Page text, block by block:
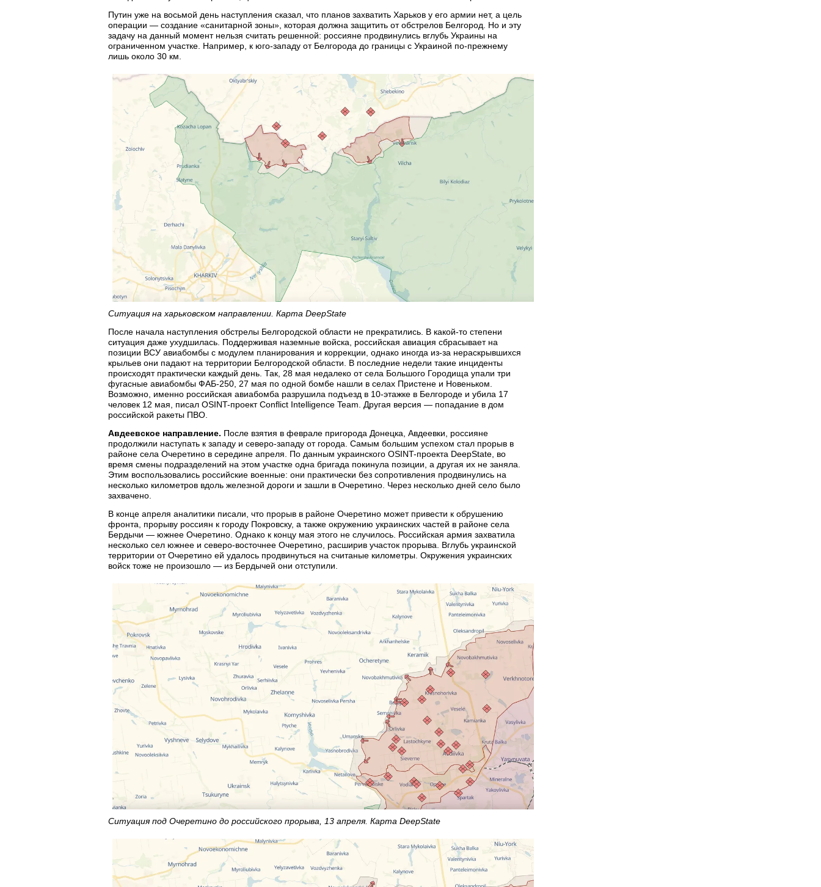
Путин уже на восьмой день наступления сказал, что планов захватить Харьков у его армии нет, а цель
операции — создание «санитарной зоны», которая должна защитить от обстрелов Белгород. Но и эту
задачу на данный момент нельзя считать решенной: россияне продвинулись вглубь Украины на
ограниченном участке. Например, к юго-западу от Белгорода до границы с Украиной по-прежнему
лишь около 30 км.
Ситуация на харьковском направлении. Карта DeepState
После начала наступления обстрелы Белгородской области не прекратились. В какой-то степени
ситуация даже ухудшилась. Поддерживая наземные войска, российская авиация сбрасывает на
позиции ВСУ авиабомбы с модулем планирования и коррекции, однако иногда из-за нераскрывшихся
крыльев они падают на территории Белгородской области. В последние недели такие инциденты
происходят практически каждый день. Так, 28 мая недалеко от села Большого Городища упали три
фугасные авиабомбы ФАБ-250, 27 мая по одной бомбе нашли в селах Пристене и Новеньком.
Возможно, именно российская авиабомба разрушила подъезд в 10-этажке в Белгороде и убила 17
человек 12 мая, писал OSINT-проект Conflict Intelligence Team. Другая версия — попадание в дом
российской ракеты ПВО.
Авдеевское направление. После взятия в феврале пригорода Донецка, Авдеевки, россияне
продолжили наступать к западу и северо-западу от города. Самым большим успехом стал прорыв в
районе села Очеретино в середине апреля. По данным украинского OSINT-проекта DeepState, во
время смены подразделений на этом участке одна бригада покинула позиции, а другая их не заняла.
Этим воспользовались российские военные: они практически без сопротивления продвинулись на
несколько километров вдоль железной дороги и зашли в Очеретино. Через несколько дней село было
захвачено.
В конце апреля аналитики писали, что прорыв в районе Очеретино может привести к обрушению
фронта, прорыву россиян к городу Покровску, а также окружению украинских частей в районе села
Бердычи — южнее Очеретино. Однако к концу мая этого не случилось. Российская армия захватила
несколько сел южнее и северо-восточнее Очеретино, расширив участок прорыва. Вглубь украинской
территории от Очеретино ей удалось продвинуться на считаные километры. Окружения украинских
войск тоже не произошло — из Бердычей они отступили.
Ситуация под Очеретино до российского прорыва, 13 апреля. Карта DeepState